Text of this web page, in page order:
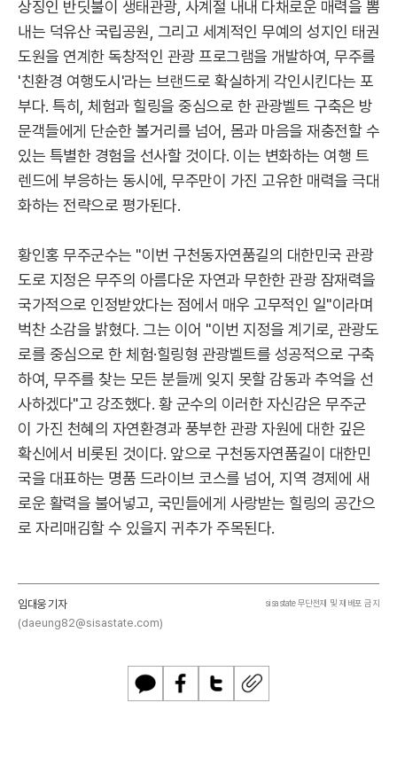
상징인 반딧불이 생태관광, 사계절 내내 다채로운 매력을 뽐
내는 덕유산 국립공원, 그리고 세계적인 무예의 성지인 태권
도원을 연계한 독창적인 관광 프로그램을 개발하여, 무주를
'친환경 여행도시'라는 브랜드로 확실하게 각인시킨다는 포
부다. 특히, 체험과 힐링을 중심으로 한 관광벨트 구축은 방
문객들에게 단순한 볼거리를 넘어, 몸과 마음을 재충전할 수
있는 특별한 경험을 선사할 것이다. 이는 변화하는 여행 트
렌드에 부응하는 동시에, 무주만이 가진 고유한 매력을 극대
화하는 전략으로 평가된다.
황인홍 무주군수는 "이번 구천동자연품길의 대한민국 관광
도로 지정은 무주의 아름다운 자연과 무한한 관광 잠재력을
국가적으로 인정받았다는 점에서 매우 고무적인 일"이라며
벅찬 소감을 밝혔다. 그는 이어 "이번 지정을 계기로, 관광도
로를 중심으로 한 체험·힐링형 관광벨트를 성공적으로 구축
하여, 무주를 찾는 모든 분들께 잊지 못할 감동과 추억을 선
사하겠다"고 강조했다. 황 군수의 이러한 자신감은 무주군
이 가진 천혜의 자연환경과 풍부한 관광 자원에 대한 깊은
확신에서 비롯된 것이다. 앞으로 구천동자연품길이 대한민
국을 대표하는 명품 드라이브 코스를 넘어, 지역 경제에 새
로운 활력을 불어넣고, 국민들에게 사랑받는 힐링의 공간으
로 자리매김할 수 있을지 귀추가 주목된다.
임대웅 기자
(daeung82@sisastate.com)
sisastate 무단전재 및 재배포 금지
카
페
트
U